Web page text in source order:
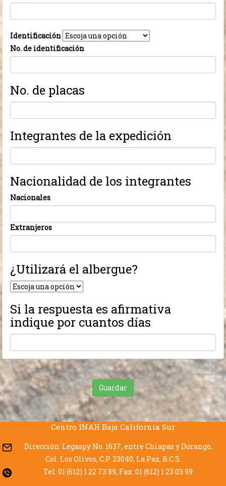
Identificación
No. de identificación
No. de placas
Integrantes de la expedición
Nacionalidad de los integrantes
Nacionales
Extranjeros
¿Utilizará el albergue?
Si la respuesta es afirmativa
indique por cuantos días
Guardar
Centro INAH Baja California Sur
Dirección: Legaspy No. 1637, entre Chiapas y Durango,
Col. Los Olivos, C.P. 23040, La Paz, B.C.S.
Tel: 01 (612) 1 22 73 89, Fax: 01 (612) 1 23 03 99